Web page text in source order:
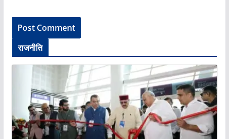
राजनीति